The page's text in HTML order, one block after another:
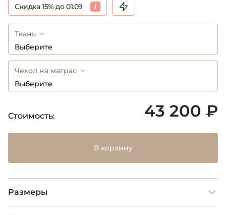
Скидка 15% до 01.09
Ткань
Выберите
Чехол на матрас
Выберите
Стоимость: 43 200 ₽
В корзину
Размеры